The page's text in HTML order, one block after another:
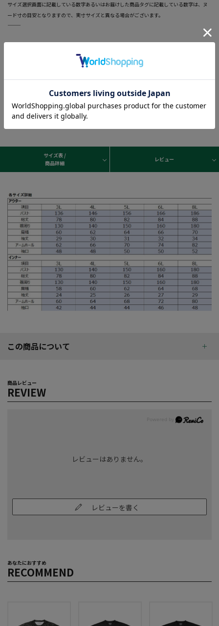
サイズ選択画面に記載している数字あるいはお届けした商品タグに記載している数字は、ヌ
ード寸の目安となりますので、実寸サイズと異なる場合がございます。
―――――――――――――――――――――――
ド「コリンズ」。シンプルながらトレンド感を意識したデザイン
が特徴。着回しの良さに定評がある。
サイズ表 /
商品詳細
レビュー
この商品について
商品レビュー
REVIEW
レビューはありません。
レビューを書く
あなたにおすすめ
RECOMMEND